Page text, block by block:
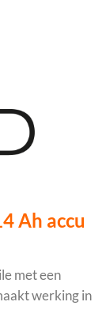
Ah accu
met een
werking in